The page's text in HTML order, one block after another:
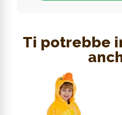
Ti potrebbe